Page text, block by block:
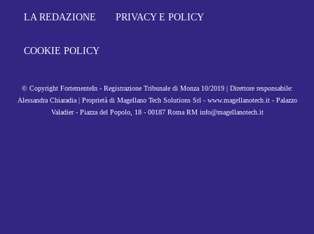
LA REDAZIONE PRIVACY E POLICY
COOKIE POLICY
© Copyright FortementeIn - Registrazione Tribunale di Monza 10/2019 | Direttore responsabile:
Alessandra Chiaradia | Proprietà di Magellano Tech Solutions Srl - www.magellanotech.it - Palazzo
Valadier - Piazza del Popolo, 18 - 00187 Roma RM info@magellanotech.it